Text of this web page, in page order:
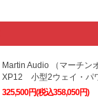
Martin Audio （マーチン
XP12 小型2ウェイ・パ
325,500円(税込358,050円)